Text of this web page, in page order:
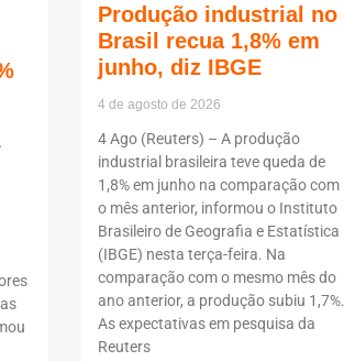
Produção industrial no
Brasil recua 1,8% em
junho, diz IBGE
4 de agosto de 2026
4 Ago (Reuters) – A produção
industrial brasileira teve queda de
1,8% em junho na comparação com
o mês anterior, informou o Instituto
Brasileiro de Geografia e Estatística
(IBGE) nesta terça-feira. Na
comparação com o mesmo mês do
ano anterior, a produção subiu 1,7%.
As expectativas em pesquisa da
Reuters